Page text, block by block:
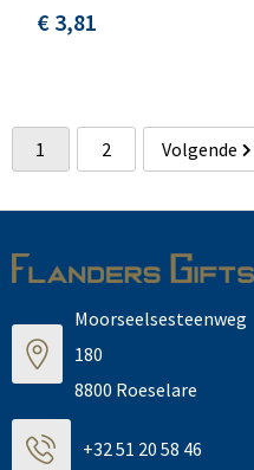
€ 3,81
1 2 Volgende
Moorseelsesteenweg
180
8800 Roeselare
+32 51 20 58 46